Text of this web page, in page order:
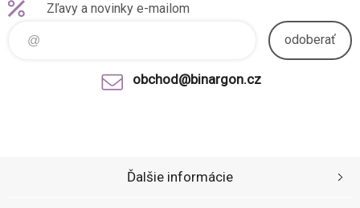
Zľavy a novinky e-mailom
odoberať
obchod@binargon.cz
Ďalšie informácie